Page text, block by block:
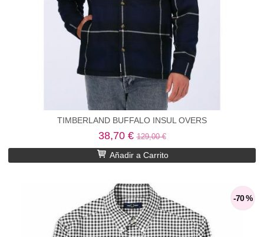
TIMBERLAND BUFFALO INSUL OVERS
38,70 €129,00 €
Añadir a Carrito
-70 %